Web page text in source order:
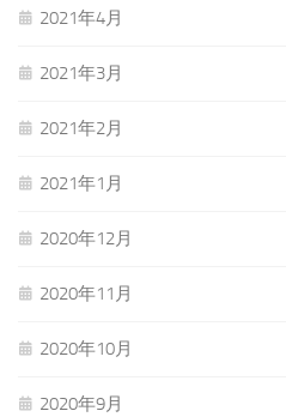
2021年4月
2021年3月
2021年2月
2021年1月
2020年12月
2020年11月
2020年10月
2020年9月